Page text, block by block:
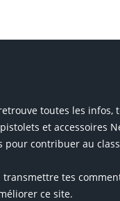
toutes les infos,
et accessoires
pour contribuer au
transmettre tes
ce site.